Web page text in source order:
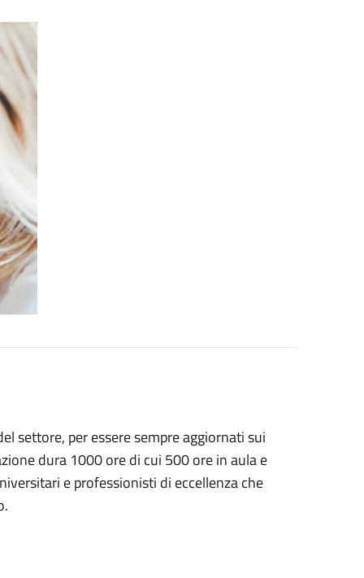
settore, per essere sempre aggiornati sui
dura 1000 ore di cui 500 ore in aula e
e professionisti di eccellenza che